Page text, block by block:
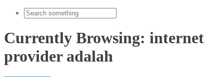
Currently Browsing: internet
provider adalah